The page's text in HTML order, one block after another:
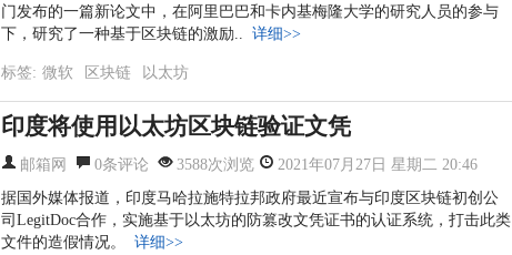
门发布的一篇新论文中，在阿里巴巴和卡内基梅隆大学的研究人员的参与
下，研究了一种基于区块链的激励..
详细>>
标签: 微软 区块链 以太坊
印度将使用以太坊区块链验证文凭
邮箱网 0条评论 3588次浏览
2021年07月27日 星期二 20:46
据国外媒体报道，印度马哈拉施特拉邦政府最近宣布与印度区块链初创公
司LegitDoc合作，实施基于以太坊的防篡改文凭证书的认证系统，打击此类
文件的造假情况。
详细>>